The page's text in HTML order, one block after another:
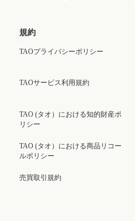
規約
TAOプライバシーポリシー
TAOサービス利用規約
TAO (タオ）における知的財産ポ
リシー
TAO (タオ）における商品リコー
ルポリシー
売買取引規約